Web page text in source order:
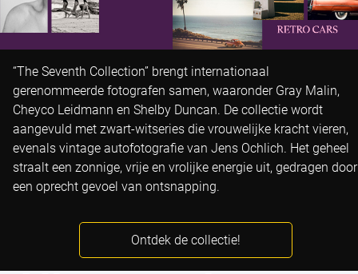
“The Seventh Collection” brengt internationaal
gerenommeerde fotografen samen, waaronder Gray Malin,
Cheyco Leidmann en Shelby Duncan. De collectie wordt
aangevuld met zwart-witseries die vrouwelijke kracht vieren,
evenals vintage autofotografie van Jens Ochlich. Het geheel
straalt een zonnige, vrije en vrolijke energie uit, gedragen door
een oprecht gevoel van ontsnapping.
Ontdek de collectie!